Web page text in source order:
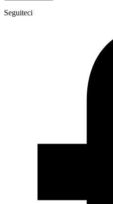
Seguiteci